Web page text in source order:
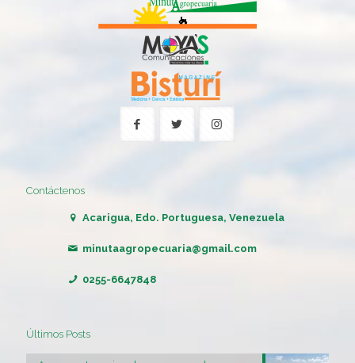
Contáctenos
Acarigua, Edo. Portuguesa, Venezuela
minutaagropecuaria@gmail.com
0255-6647848
Últimos Posts